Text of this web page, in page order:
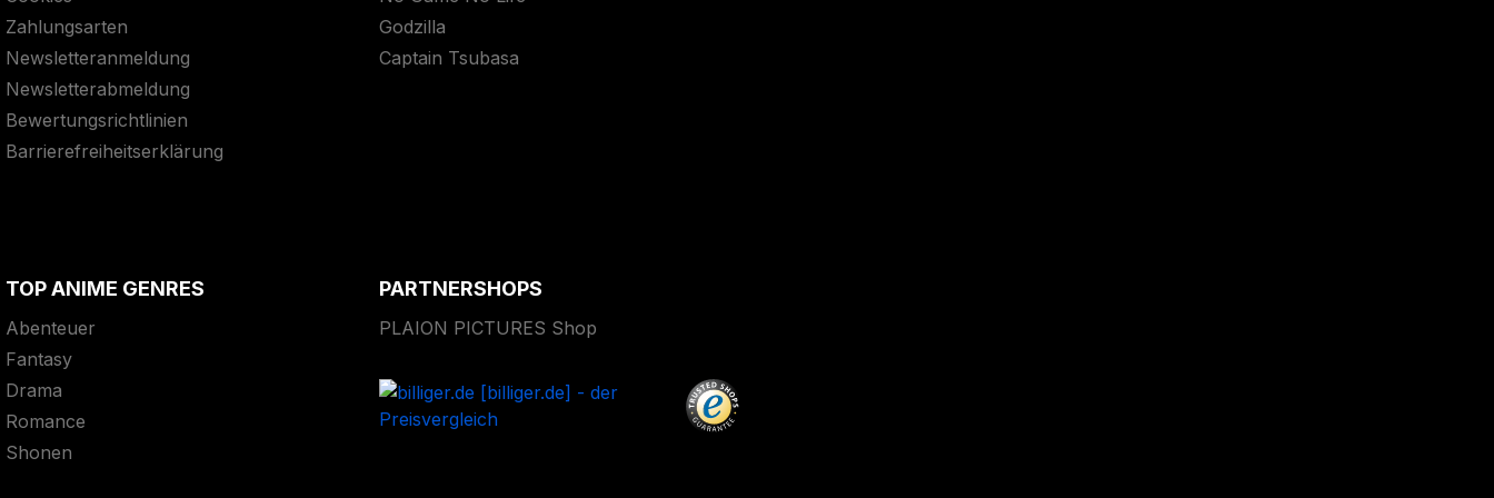
Zahlungsarten
Newsletteranmeldung
Newsletterabmeldung
Bewertungsrichtlinien
Barrierefreiheitserklärung
Godzilla
Captain Tsubasa
TOP ANIME GENRES
Abenteuer
Fantasy
Drama
Romance
Shonen
PARTNERSHOPS
PLAION PICTURES Shop